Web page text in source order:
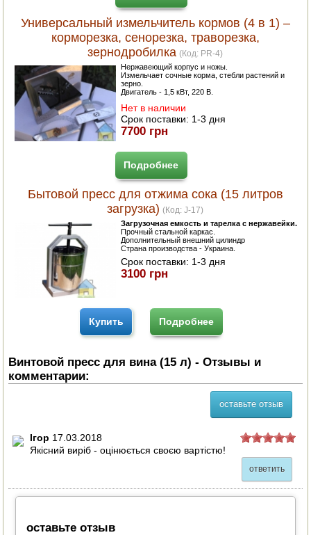
Универсальный измельчитель кормов (4 в 1) –
корморезка, сенорезка, траворезка,
зернодробилка (Код: PR-4)
Нержавеющий корпус и ножы.
Измельчает сочные корма, стебли растений и
зерно.
Двигатель - 1,5 кВт, 220 В.
Нет в наличии
Срок поставки: 1-3 дня
7700 грн
Подробнее
Бытовой пресс для отжима сока (15 литров
загрузка) (Код:J-17)
Загрузочная емкость и тарелка с нержавейки.
Прочный стальной каркас.
Дополнительный внешний цилиндр
Страна производства - Украина.
Срок поставки: 1-3 дня
3100 грн
Купить Подробнее
Винтовой пресс для вина (15 л) - Отзывы и
комментарии:
оставьте отзыв
Ігор 17.03.2018
Якісний виріб - оцінюється своєю вартістю!
ответить
оставьте отзыв